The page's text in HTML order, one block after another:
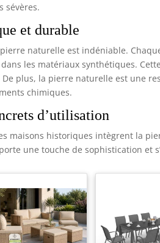
sévères.
et durable
naturelle est indéniable.
les matériaux synthétiques.
De plus, la pierre naturelle est une
chimiques.
d’utilisation
maisons historiques intègrent la
une touche de sophistication et